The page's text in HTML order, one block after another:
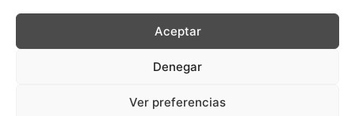
Aceptar
Denegar
Ver preferencias
Política de Privacidad
Descargo de Responsablilidad